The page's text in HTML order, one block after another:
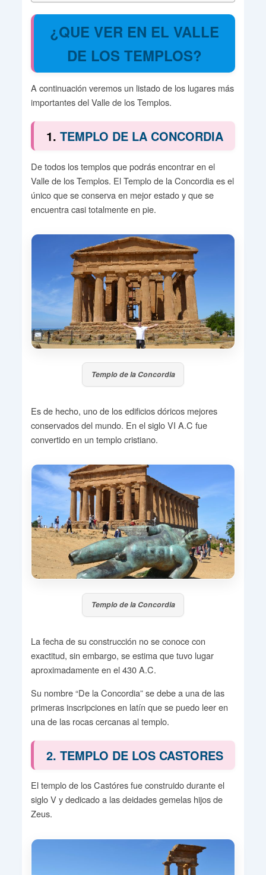
¿QUE VER EN EL VALLE
DE LOS TEMPLOS?
A continuación veremos un listado de los lugares más
importantes del Valle de los Templos.
1. TEMPLO DE LA CONCORDIA
De todos los templos que podrás encontrar en el
Valle de los Templos. El Templo de la Concordia es el
único que se conserva en mejor estado y que se
encuentra casi totalmente en pie.
Templo de la Concordia
Es de hecho, uno de los edificios dóricos mejores
conservados del mundo. En el siglo VI A.C fue
convertido en un templo cristiano.
Templo de la Concordia
La fecha de su construcción no se conoce con
exactitud, sin embargo, se estima que tuvo lugar
aproximadamente en el 430 A.C.
Su nombre “De la Concordia” se debe a una de las
primeras inscripciones en latín que se puedo leer en
una de las rocas cercanas al templo.
2. TEMPLO DE LOS CASTORES
El templo de los Castóres fue construido durante el
siglo V y dedicado a las deidades gemelas hijos de
Zeus.